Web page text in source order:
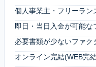
個人事業主・フリーラン
即日・当日入金が可能な
必要書類が少ないファク
オンライン完結(WEB完